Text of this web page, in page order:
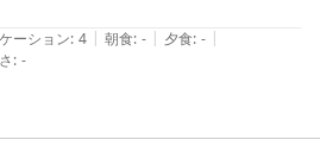
変お世話になりました。
ーション: 4 | 朝食: - | 夕食: - |
: -